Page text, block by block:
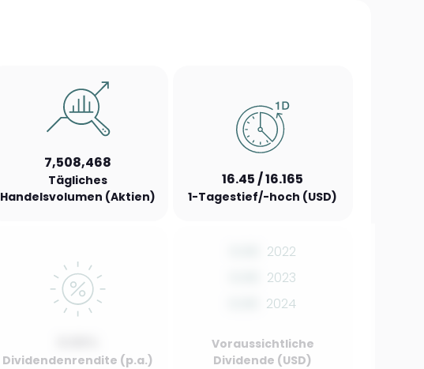
7,508,468
Tägliches
Handelsvolumen (Aktien)
16.45 / 16.165
1-Tagestief/-hoch (USD)
Dividendenrendite (p.a.)
2022
2023
2024
Voraussichtliche
Dividende (USD)